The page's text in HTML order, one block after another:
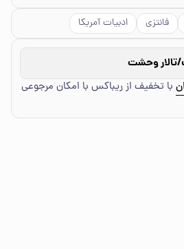
فانتزی ادبیات آمریکا
تالار وحشت
با تخفیف از ریباکس با امکان مرجوعی